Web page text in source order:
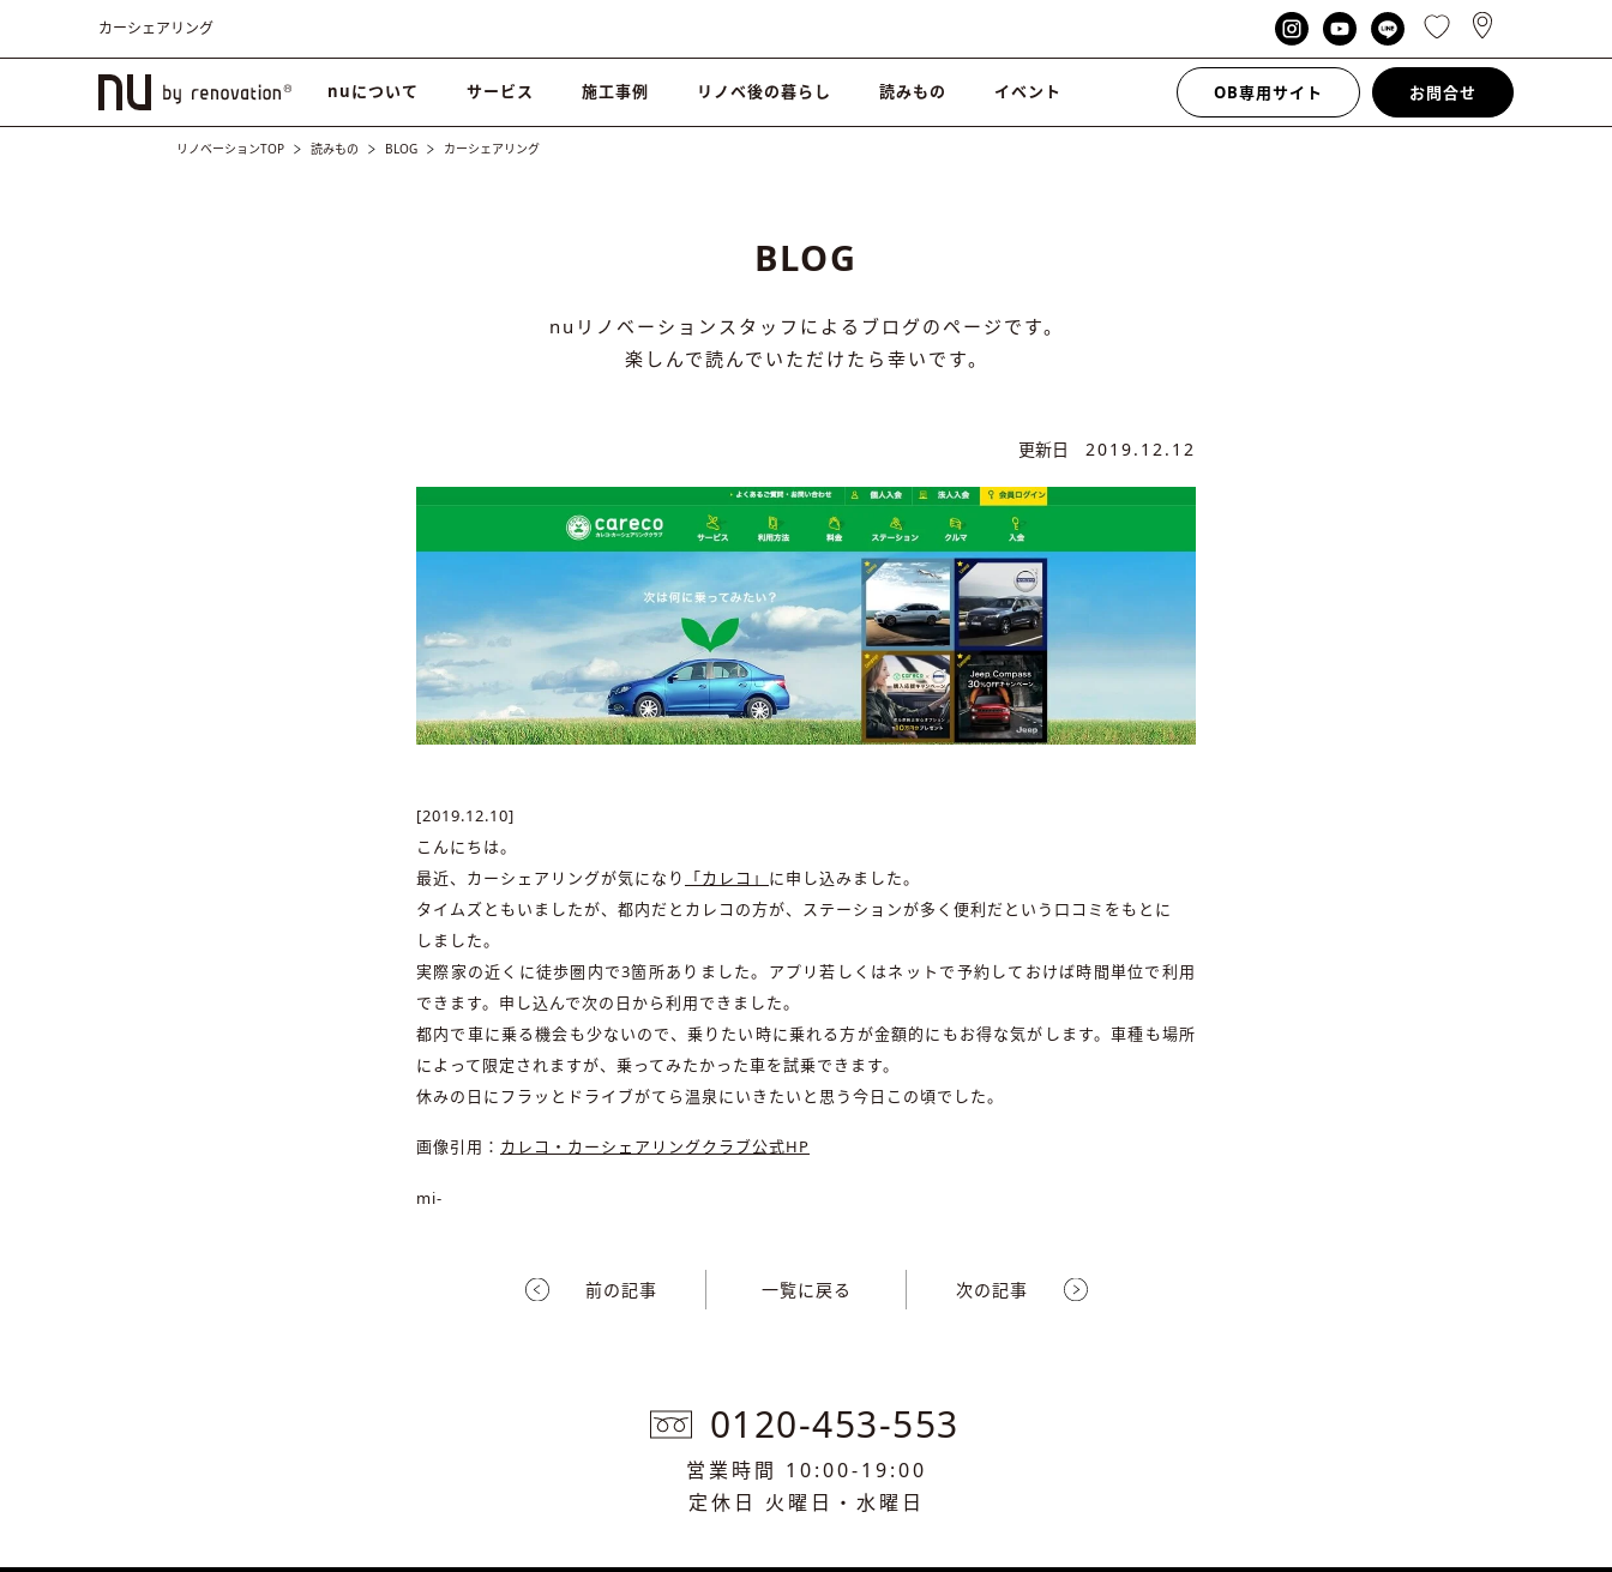
カーシェアリング
nuについて サービス 施工事例 リノベ後の暮らし 読みもの イベント OB専用サイト お問合せ
リノベーションTOP 読みもの BLOG カーシェアリング
BLOG
nuリノベーションスタッフによるブログのページです。
楽しんで読んでいただけたら幸いです。
更新日 2019.12.12
[2019.12.10]
こんにちは。
最近、カーシェアリングが気になり
「カレコ」 に申し込みました。
タイムズともいましたが、都内だとカレコの方が、ステーションが多く便利だという口コミをもとに
しました。
実際家の近くに徒歩圏内で3箇所ありました。アプリ若しくはネットで予約しておけば時間単位で利用
できます。申し込んで次の日から利用できました。
都内で車に乗る機会も少ないので、乗りたい時に乗れる方が金額的にもお得な気がします。車種も場所
によって限定されますが、乗ってみたかった車を試乗できます。
休みの日にフラッとドライブがてら温泉にいきたいと思う今日この頃でした。
画像引用： カレコ・カーシェアリングクラブ公式HP
mi-
前の記事 一覧に戻る 次の記事
0120-453-553
営業時間 10:00-19:00
定休日 火曜日・水曜日